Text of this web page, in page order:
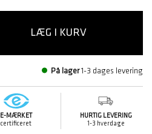
LÆG I KURV
På lager 1-3 dages levering
E-MÆRKET
certificeret
HURTIG LEVERING
1-3 hverdage